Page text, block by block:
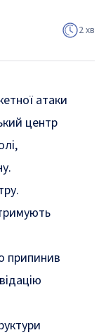
2 хв
атаки
центр
припинив